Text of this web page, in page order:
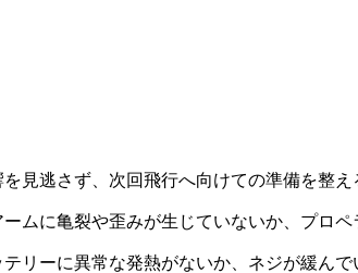
見逃さず、次回飛行へ向けての準備を整え
ムに亀裂や歪みが生じていないか、プロペ
リーに異常な発熱がないか、ネジが緩んで